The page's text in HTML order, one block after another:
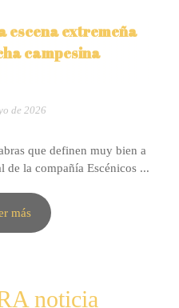
escena extremeña
campesina
de 2026
que definen muy bien a
de la compañía Escénicos ...
más